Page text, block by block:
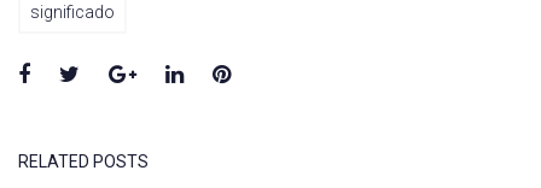
significado
Facebook
TwitterGoogle+LinkedInPinterest
RELATED POSTS